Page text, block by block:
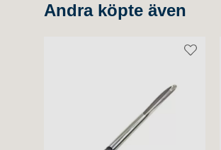
Andra köpte även